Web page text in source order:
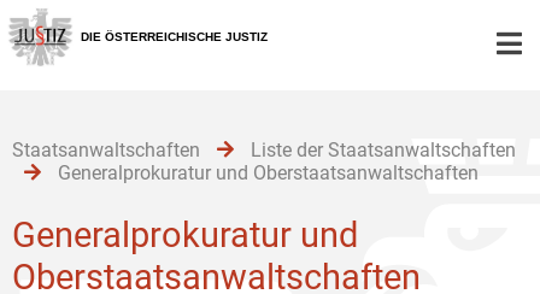
Zur
Hauptnavigation
[1]
Zum
Inhalt
[2]
Zum
Untermenü
[3]
DIE ÖSTERREICHISCHE JUSTIZ
Staatsanwaltschaften
Liste der Staatsanwaltschaften
Generalprokuratur und Oberstaatsanwaltschaften
Generalprokuratur und
Oberstaatsanwaltschaften